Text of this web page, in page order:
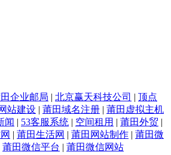
企业邮局 | 北京赢天科技公司 | 顶点
站建设 | 莆田域名注册 | 莆田虚拟主机
闻 | 53客服系统 | 空间租用 | 莆田外贸 |
| 莆田生活网 | 莆田网站制作 | 莆田微
莆田微信平台 | 莆田微信网站